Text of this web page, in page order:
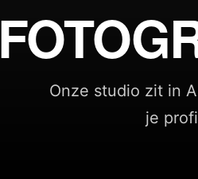
Onze studio zit in
je